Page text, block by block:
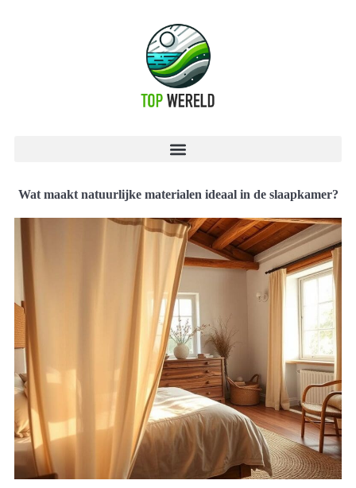
Wat maakt natuurlijke materialen ideaal in de slaapkamer?